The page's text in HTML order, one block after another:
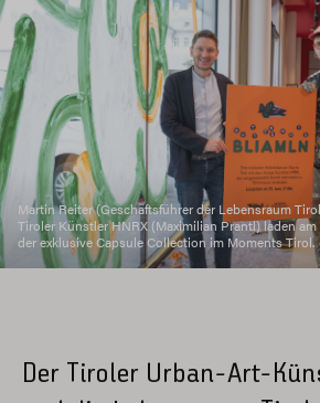
Martin Reiter (Geschäftsführer der Lebensraum
Tiroler Künstler HNRX (Maximilian Prantl) laden
der exklusive Capsule Collection im Moments Tirol.
Der Tiroler Urban-Art-